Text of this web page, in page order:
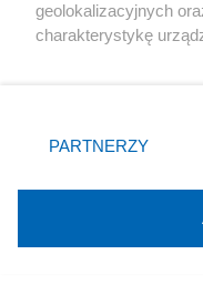
X
Web Content
Pomoc O nas
geolokalizacyjnych
charakterystykę
zmienić/wycofać
znajdujący się w
rodzaje przetwarzania
użytkownika, ale
PARTNERZY